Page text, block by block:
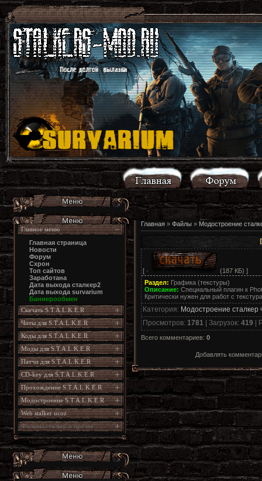
Главное меню
Главная страница
Новости
Форум
Схрон
Топ сайтов
Заработана
Дата выхода сталкер2
Дата выхода survarium
Баннерообмен
Скачать S.T.A.L.K.E.R
Читы для S.T.A.L.K.E.R
Коды для S.T.A.L.K.E.R
Моды для S.T.A.L.K.E.R
Патчи для S.T.A.L.K.E.R
CD-key для S.T.A.L.K.E.R
Прохождение S.T.A.L.K.E.R
Модостроение S.T.A.L.K.E.R
Web stalker ucoz
Фильмы сталкер и прочее
Главная» Файлы» Модостроение
[ ·
(187 КБ) ]
Раздел: Графика (текстуры)
Описание: Специальный плагин к
Критически нужен для работ с
Категория: Модостроение сталкер
Просмотров: 1781 | Загрузок: 419 |
Всего комментариев: 0
Добавлять